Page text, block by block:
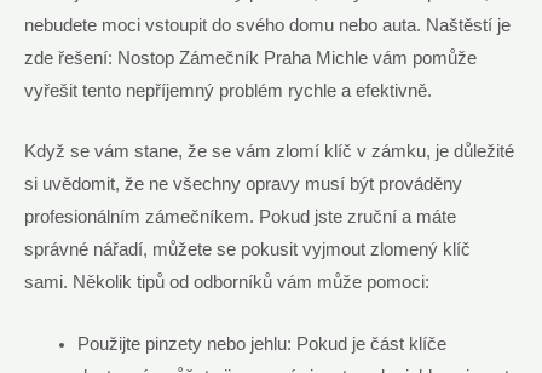
⁣nebudete moci vstoupit do svého ⁣domu‍ nebo auta. Naštěstí je
zde řešení: Nostop Zámečník Praha Michle vám ⁣pomůže
vyřešit tento ⁣nepříjemný ‌problém rychle a efektivně.
Když⁣ se vám stane, že se‌ vám zlomí klíč v⁤ zámku, ‍je důležité
si uvědomit, že ne všechny opravy musí být prováděny
profesionálním zámečníkem.‍ Pokud jste zruční ‌a máte⁣
správné nářadí, můžete se pokusit ​vyjmout zlomený klíč
sami.⁤ Několik tipů od odborníků vám může pomoci:
Použijte⁣ pinzety nebo ⁤jehlu: Pokud je část klíče‍